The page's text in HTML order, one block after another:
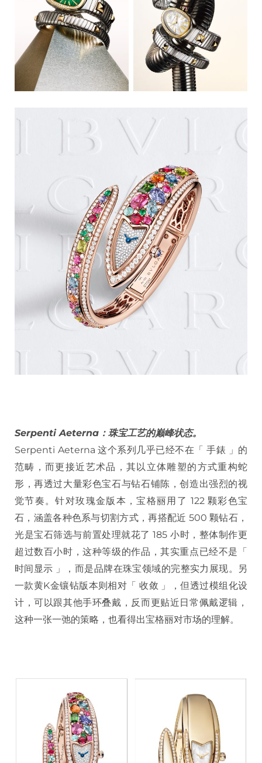
Serpenti Aeterna：珠宝工艺的巅峰状态。
Serpenti Aeterna 这个系列几乎已经不在「 手錶 」的
范畴，而更接近艺术品，其以立体雕塑的方式重构蛇
形，再透过大量彩色宝石与钻石铺陈，创造出强烈的视
觉节奏。针对玫瑰金版本，宝格丽用了 122 颗彩色宝
石，涵盖各种色系与切割方式，再搭配近 500 颗钻石，
光是宝石筛选与前置处理就花了 185 小时，整体制作更
超过数百小时，这种等级的作品，其实重点已经不是「
时间显示 」，而是品牌在珠宝领域的完整实力展现。另
一款黄K金镶钻版本则相对「 收敛 」，但透过模组化设
计，可以跟其他手环叠戴，反而更贴近日常佩戴逻辑，
这种一张一弛的策略，也看得出宝格丽对市场的理解。